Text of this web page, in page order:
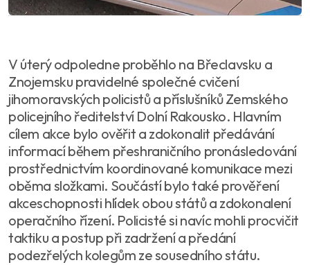
V úterý odpoledne proběhlo na Břeclavsku a
Znojemsku pravidelné společné cvičení
jihomoravských policistů a příslušníků Zemského
policejního ředitelství Dolní Rakousko. Hlavním
cílem akce bylo ověřit a zdokonalit předávání
informací během přeshraničního pronásledování
prostřednictvím koordinované komunikace mezi
oběma složkami. Součástí bylo také prověření
akceschopnosti hlídek obou států a zdokonalení
operačního řízení. Policisté si navíc mohli procvičit
taktiku a postup při zadržení a předání
podezřelých kolegům ze sousedního státu.